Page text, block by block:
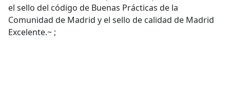
el sello del código de Buenas Prácticas de la
Comunidad de Madrid y el sello de calidad de Madrid
Excelente.~ ;